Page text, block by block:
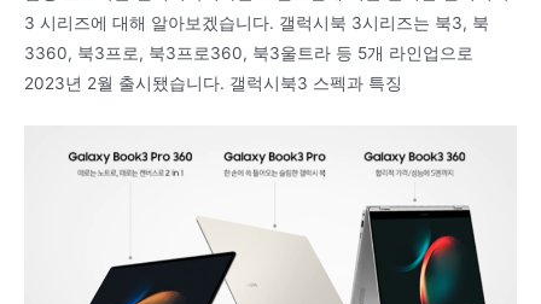
3 시리즈에 대해 알아보겠습니다. 갤럭시북 3시리즈는 북3, 북
3360, 북3프로, 북3프로360, 북3울트라 등 5개 라인업으로
2023년 2월 출시됐습니다. 갤럭시북3 스펙과 특징